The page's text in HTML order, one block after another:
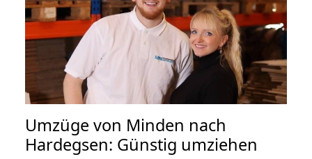
Umzüge von Minden nach
Hardegsen: Günstig umziehen